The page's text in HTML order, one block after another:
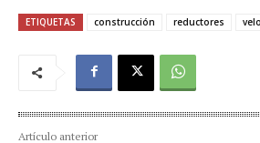
ETIQUETAS construcción reductores
Artículo anterior